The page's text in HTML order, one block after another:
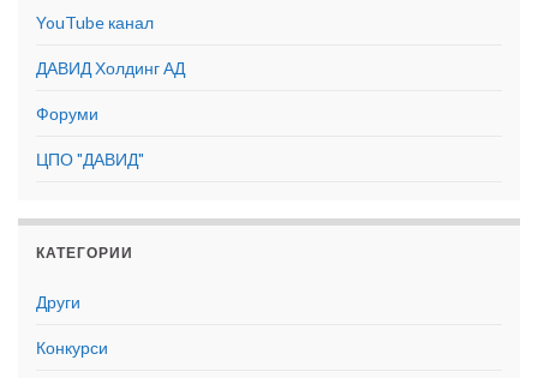
YouTube канал
ДАВИД Холдинг АД
Форуми
ЦПО "ДАВИД"
КАТЕГОРИИ
Други
Конкурси